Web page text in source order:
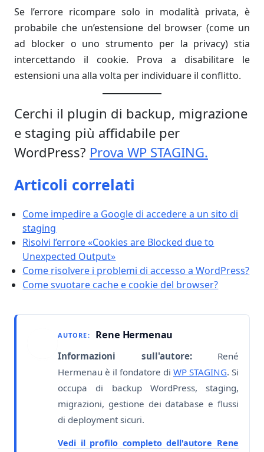
Se l’errore ricompare solo in modalità privata, è
probabile che un’estensione del browser (come un
ad blocker o uno strumento per la privacy) stia
intercettando il cookie. Prova a disabilitare le
estensioni una alla volta per individuare il conflitto.
Cerchi il plugin di backup, migrazione
e staging più affidabile per
WordPress? Prova WP STAGING.
Articoli correlati
Come impedire a Google di accedere a un sito di
staging
Risolvi l’errore «Cookies are Blocked due to
Unexpected Output»
Come risolvere i problemi di accesso a WordPress?
Come svuotare cache e cookie del browser?
AUTORE: Rene Hermenau
Informazioni sull'autore:René
Hermenau è il fondatore di WP STAGING. Si
occupa di backup WordPress, staging,
migrazioni, gestione dei database e flussi
di deployment sicuri.
Vedi il profilo completo dell'autore Rene